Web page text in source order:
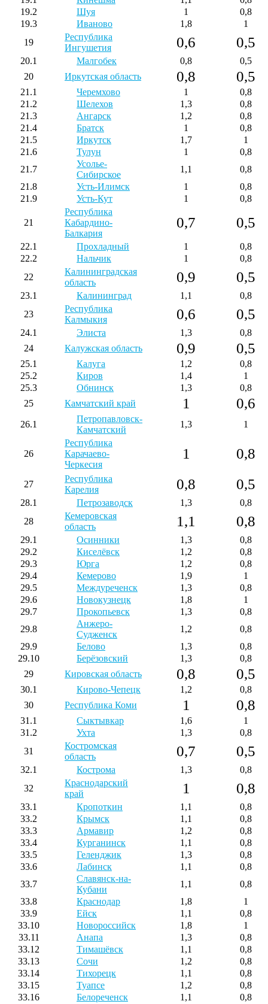
19.2
Шуя 1
0,8
19.3
Иваново 1,8
1
19
Республика
Ингушетия
0,6 0,5
20.1 Малгобек 0,8
0,5
20
Иркутская область 0,8 0,5
21.1 Черемхово 1
0,8
21.2
Шелехов 1,3
0,8
21.3
Ангарск 1,2
0,8
21.4
Братск 1
0,8
21.5
Иркутск 1,7
1
21.6
Тулун 1
0,8
21.7
Усолье-
Сибирское
1,1
0,8
21.8
Усть-Илимск 1
0,8
21.9
Усть-Кут 1 0,8
21
Республика
Кабардино-
Балкария
0,7 0,5
22.1 Прохладный 1
0,8
22.2
Нальчик 1
0,8
22
Калининградская
область
0,9 0,5
23.1 Калининград 1,1
0,8
23
Республика
Калмыкия
0,6 0,5
24.1 Элиста 1,3
0,8
24
Калужская область 0,9 0,5
25.1 Калуга 1,2
0,8
25.2
Киров 1,4
1
25.3
Обнинск 1,3
0,8
25
Камчатский край 1 0,6
26.1
Петропавловск-
Камчатский
1,3 1
26
Республика
Карачаево-
Черкесия
1 0,8
27
Республика
Карелия
0,8 0,5
28.1 Петрозаводск 1,3
0,8
28
Кемеровская
область
1,1 0,8
29.1 Осинники 1,3
0,8
29.2
Киселёвск 1,2
0,8
29.3
Юрга 1,2
0,8
29.4
Кемерово 1,9
1
29.5
Междуреченск 1,3
0,8
29.6
Новокузнецк 1,8
1
29.7
Прокопьевск 1,3
0,8
29.8
Анжеро-
Судженск
1,2
0,8
29.9
Белово 1,3
0,8
29.10
Берёзовский 1,3
0,8
29
Кировская область 0,8 0,5
30.1 Кирово-Чепецк 1,2
0,8
30
Республика Коми 1 0,8
31.1 Сыктывкар 1,6
1
31.2
Ухта 1,3
0,8
31
Костромская
область
0,7 0,5
32.1 Кострома 1,3
0,8
32
Краснодарский
край
1 0,8
33.1 Кропоткин 1,1
0,8
33.2
Крымск 1,1
0,8
33.3
Армавир 1,2
0,8
33.4
Курганинск 1,1
0,8
33.5
Геленджик 1,3
0,8
33.6
Лабинск 1,1
0,8
33.7
Славянск-на-
Кубани
1,1
0,8
33.8
Краснодар 1,8
1
33.9
Ейск 1,1
0,8
33.10
Новороссийск 1,8
1
33.11
Анапа 1,3
0,8
33.12
Тимашёвск 1,1
0,8
33.13
Сочи 1,2
0,8
33.14
Тихорецк 1,1
0,8
33.15
Туапсе 1,2
0,8
33.16
Белореченск 1,1
0,8